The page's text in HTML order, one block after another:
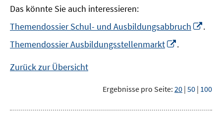
Das könnte Sie auch interessieren:
Themendossier Schul- und Ausbildungsabbruch
.
Themendossier Ausbildungsstellenmarkt
.
Zurück zur Übersicht
Ergebnisse pro Seite: 20 | 50 | 100